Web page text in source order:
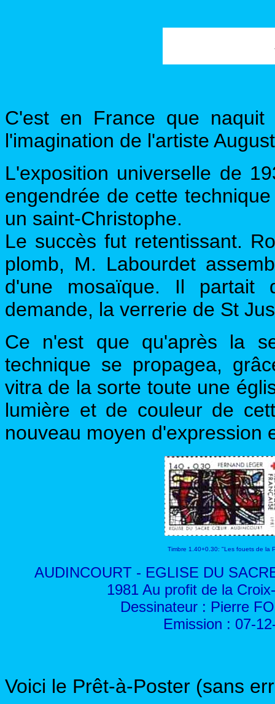
C'est en France que
l'imagination de l'artiste
L'exposition universelle de
engendrée de cette
un saint-Christophe.
Le succès fut retentissant.
plomb, M. Labourdet
d'une mosaïque. Il
demande, la verrerie de St
Ce n'est que qu'après la
technique se propagea,
vitra de la sorte toute une
lumière et de couleur de
nouveau moyen d'expression
Timbre 1.40+0.30: "Les fouets de la
AUDINCOURT - EGLISE DU
1981 Au profit de la
Dessinateur : Pierre
Emission : 07-
Voici le Prêt-à-Poster (sans